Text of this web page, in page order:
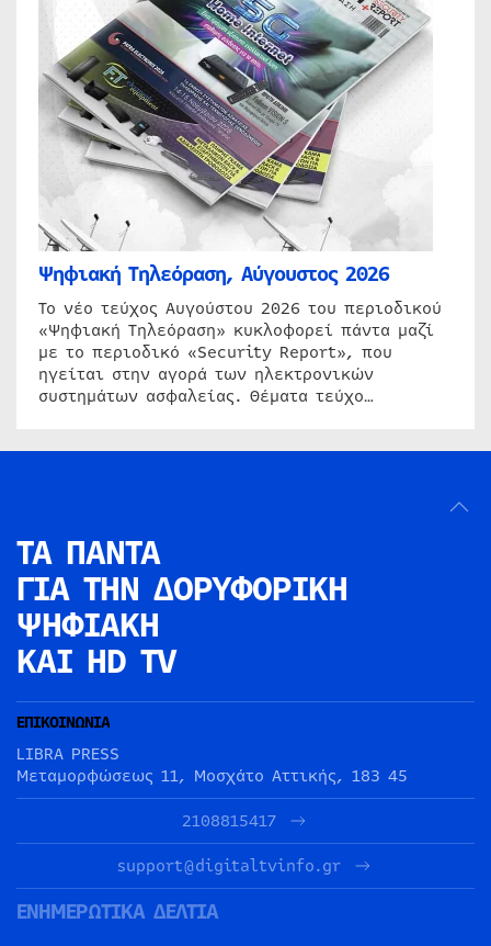
Ψηφιακή Τηλεόραση, Αύγουστος 2026
Το νέο τεύχος Αυγούστου 2026 του περιοδικού
«Ψηφιακή Τηλεόραση» κυκλοφορεί πάντα μαζί
με το περιοδικό «Security Report», που
ηγείται στην αγορά των ηλεκτρονικών
συστημάτων ασφαλείας. Θέματα τεύχο…
ΤΑ ΠΑΝΤΑ
ΓΙΑ ΤΗΝ ΔΟΡΥΦΟΡΙΚΗ
ΨΗΦΙΑΚΗ
ΚΑΙ HD TV
ΕΠΙΚΟΙΝΩΝΙΑ
LIBRA PRESS
Μεταμορφώσεως 11, Μοσχάτο Αττικής, 183 45
2108815417
support@digitaltvinfo.gr
ΕΝΗΜΕΡΩΤΙΚΑ ΔΕΛΤΙΑ